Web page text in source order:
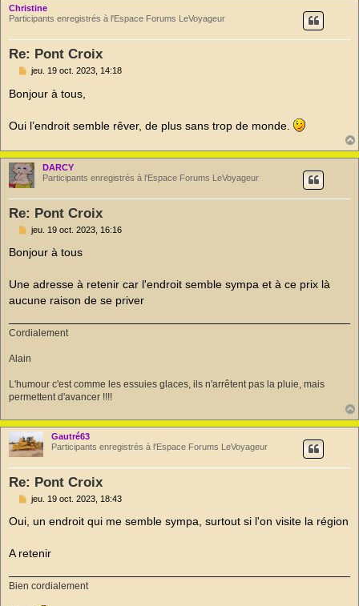
Christine
Participants enregistrés à l'Espace Forums LeVoyageur
Re: Pont Croix
M
s
s
g
e
o
n
l
u
jeu. 19 oct. 2023, 14:18
Bonjour à tous,
Oui l’endroit semble rêver, de plus sans trop de monde.
DARCY
Participants enregistrés à l'Espace Forums LeVoyageur
Re: Pont Croix
M
s
s
g
e
n
n
l
jeu. 19 oct. 2023, 16:16
Bonjour à tous
Une adresse à retenir car l'endroit semble sympa et à ce prix là
aucune raison de se priver
Cordialement
Alain
L'humour c'est comme les essuies glaces, ils n'arrêtent pas la pluie, mais
permettent d'avancer !!!!
Gautré63
Participants enregistrés à l'Espace Forums LeVoyageur
Re: Pont Croix
M
s
g
e
n
jeu. 19 oct. 2023, 18:43
Oui, un endroit qui me semble sympa, surtout si l'on visite la région
A retenir
Bien cordialement